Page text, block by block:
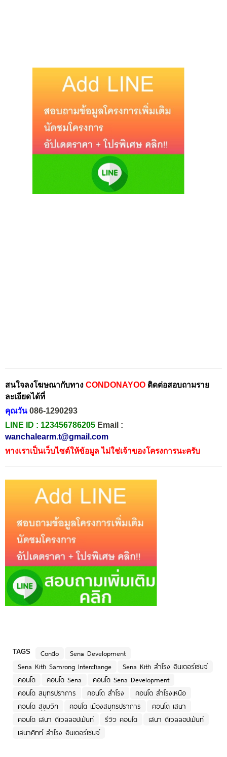
สนใจลงโฆษณากับทาง CONDONAYOO ติดต่อสอบถามราย
ละเอียดได้ที่
คุณวัน 086-1290293
LINE ID : 123456786205 Email :
wanchalearm.t@gmail.com
ทางเราเป็นเว็บไซต์ให้ข้อมูล ไม่ใช่เจ้าของโครงการนะครับ
TAGS Condo
Sena Development
Sena Kith Samrong Interchange
Sena Kith สำโรง อินเตอร์เชนจ์
คอนโด
คอนโด Sena
คอนโด Sena Development
คอนโด สมุทรปราการ
คอนโด สำโรง
คอนโด สำโรงเหนือ
คอนโด สุขุมวิท
คอนโด เมืองสมุทรปราการ
คอนโด เสนา
คอนโด เสนา ดีเวลลอปเม้นท์
รีวิว คอนโด
เสนา ดีเวลลอปเม้นท์
เสนาคิทท์ สำโรง อินเตอร์เชนจ์